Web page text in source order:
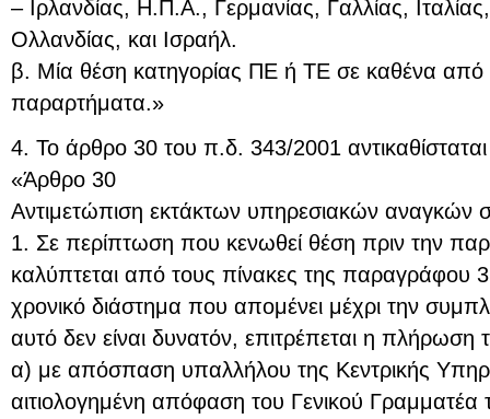
– Ιρλανδίας, Η.Π.Α., Γερμανίας, Γαλλίας,
Ολλανδίας, και Ισραήλ.
β. Μία θέση κατηγορίας ΠΕ ή ΤΕ σε καθένα από
παραρτήματα.»
4. Το άρθρο 30 του π.δ. 343/2001
«Άρθρο 30
Αντιμετώπιση εκτάκτων υπηρεσιακών αναγκών
1. Σε περίπτωση που κενωθεί θέση πριν την
καλύπτεται από τους πίνακες της παραγράφου
χρονικό διάστημα που απομένει μέχρι την
αυτό δεν είναι δυνατόν, επιτρέπεται η πλήρωση
α) με απόσπαση υπαλλήλου της Κεντρικής
αιτιολογημένη απόφαση του Γενικού